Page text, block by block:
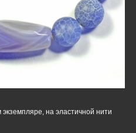
на эластичной нити